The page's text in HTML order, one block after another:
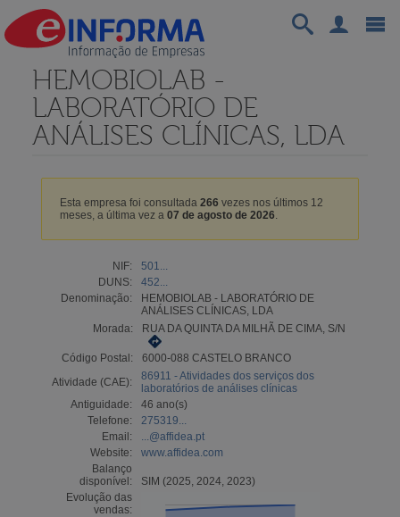
HEMOBIOLAB -
LABORATÓRIO DE
ANÁLISES CLÍNICAS, LDA
Esta empresa foi consultada 266 vezes nos últimos 12
meses, a última vez a 07 de agosto de 2026.
NIF:
501...
DUNS:
452...
Denominação:
HEMOBIOLAB - LABORATÓRIO DE
ANÁLISES CLÍNICAS, LDA
Morada:
RUA DA QUINTA DA MILHÃ DE CIMA, S/N
Código Postal:
6000-088 CASTELO BRANCO
Atividade (CAE):
86911 - Atividades dos serviços dos
laboratórios de análises clínicas
Antiguidade:
46 ano(s)
Telefone:
275319...
Email:
...@affidea.pt
Website:
www.affidea.com
Balanço
disponível:
SIM (2025, 2024, 2023)
Evolução das
vendas: